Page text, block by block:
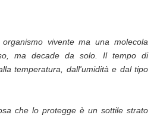
vivente ma una molecola
ma decade da solo. Il tempo di
temperatura, dall'umidità e dal tipo
che lo protegge è un sottile strato